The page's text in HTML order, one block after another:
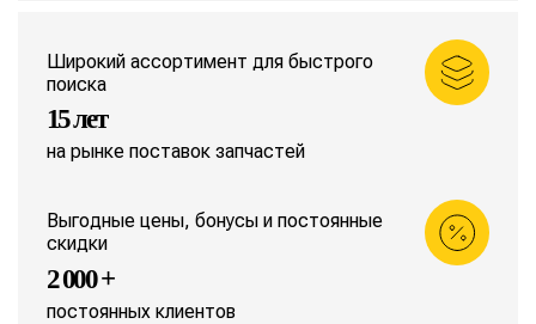
Широкий ассортимент для быстрого
поиска
15 лет
на рынке поставок запчастей
Выгодные цены, бонусы и постоянные
скидки
2 000 +
постоянных клиентов